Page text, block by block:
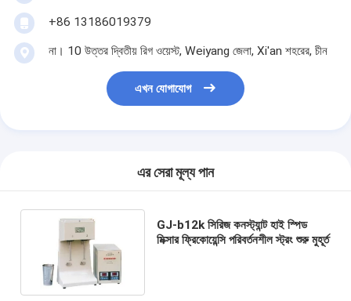
+86 13186019379
না। 10 উত্তর দ্বিতীয় রিগ ওয়েস্ট, Weiyang জেলা, Xi'an শহরের, চীন
এখন যোগাযোগ
এর সেরা মূল্য পান
GJ-b12k সিরিজ কনস্ট্যান্ট হাই স্পিড
মিক্সার ফ্রিকোয়েন্সি পরিবর্তনশীল স্ট্রং শুরু মুহূর্ত